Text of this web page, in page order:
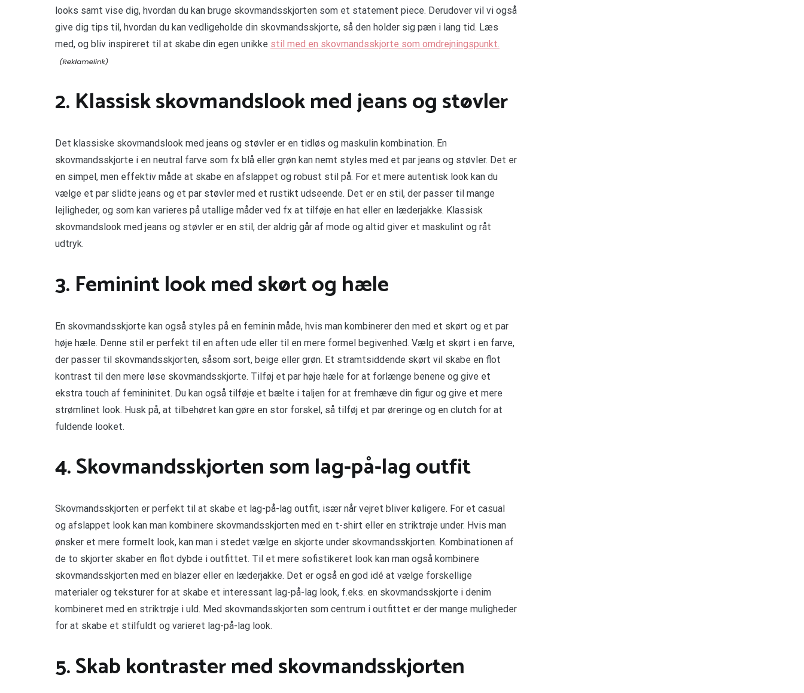
looks samt vise dig, hvordan du kan bruge skovmandsskjorten som et statement piece. Derudover vil vi også
give dig tips til, hvordan du kan vedligeholde din skovmandsskjorte, så den holder sig pæn i lang tid. Læs
med, og bliv inspireret til at skabe din egen unikke stil med en skovmandsskjorte som omdrejningspunkt.
2. Klassisk skovmandslook med jeans og støvler
Det klassiske skovmandslook med jeans og støvler er en tidløs og maskulin kombination. En
skovmandsskjorte i en neutral farve som fx blå eller grøn kan nemt styles med et par jeans og støvler. Det er
en simpel, men effektiv måde at skabe en afslappet og robust stil på. For et mere autentisk look kan du
vælge et par slidte jeans og et par støvler med et rustikt udseende. Det er en stil, der passer til mange
lejligheder, og som kan varieres på utallige måder ved fx at tilføje en hat eller en læderjakke. Klassisk
skovmandslook med jeans og støvler er en stil, der aldrig går af mode og altid giver et maskulint og råt
udtryk.
3. Feminint look med skørt og hæle
En skovmandsskjorte kan også styles på en feminin måde, hvis man kombinerer den med et skørt og et par
høje hæle. Denne stil er perfekt til en aften ude eller til en mere formel begivenhed. Vælg et skørt i en farve,
der passer til skovmandsskjorten, såsom sort, beige eller grøn. Et stramtsiddende skørt vil skabe en flot
kontrast til den mere løse skovmandsskjorte. Tilføj et par høje hæle for at forlænge benene og give et
ekstra touch af femininitet. Du kan også tilføje et bælte i taljen for at fremhæve din figur og give et mere
strømlinet look. Husk på, at tilbehøret kan gøre en stor forskel, så tilføj et par øreringe og en clutch for at
fuldende looket.
4. Skovmandsskjorten som lag-på-lag outfit
Skovmandsskjorten er perfekt til at skabe et lag-på-lag outfit, især når vejret bliver køligere. For et casual
og afslappet look kan man kombinere skovmandsskjorten med en t-shirt eller en striktrøje under. Hvis man
ønsker et mere formelt look, kan man i stedet vælge en skjorte under skovmandsskjorten. Kombinationen af
de to skjorter skaber en flot dybde i outfittet. Til et mere sofistikeret look kan man også kombinere
skovmandsskjorten med en blazer eller en læderjakke. Det er også en god idé at vælge forskellige
materialer og teksturer for at skabe et interessant lag-på-lag look, f.eks. en skovmandsskjorte i denim
kombineret med en striktrøje i uld. Med skovmandsskjorten som centrum i outfittet er der mange muligheder
for at skabe et stilfuldt og varieret lag-på-lag look.
5. Skab kontraster med skovmandsskjorten